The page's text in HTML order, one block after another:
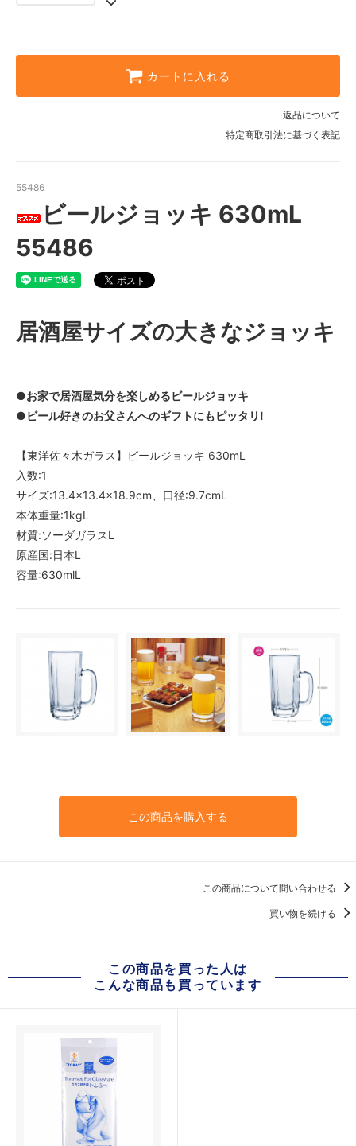
カートに入れる
返品について
特定商取引法に基づく表記
55486
ビールジョッキ 630mL
55486
居酒屋サイズの大きなジョッキ
●お家で居酒屋気分を楽しめるビールジョッキ
●ビール好きのお父さんへのギフトにもピッタリ!
【東洋佐々木ガラス】ビールジョッキ 630mL
入数:1
サイズ:13.4×13.4×18.9cm、口径:9.7cmL
本体重量:1kgL
材質:ソーダガラスL
原産国:日本L
容量:630mlL
この商品を購入する
この商品について問い合わせる
買い物を続ける
この商品を買った人は
こんな商品も買っています